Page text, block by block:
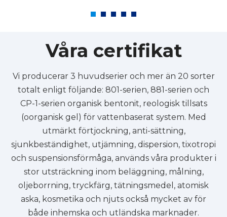
Våra certifikat
Vi producerar 3 huvudserier och mer än 20 sorter
totalt enligt följande: 801-serien, 881-serien och
CP-1-serien organisk bentonit, reologisk tillsats
(oorganisk gel) för vattenbaserat system. Med
utmärkt förtjockning, anti-sättning,
sjunkbeständighet, utjämning, dispersion, tixotropi
och suspensionsförmåga, används våra produkter i
stor utsträckning inom beläggning, målning,
oljeborrning, tryckfärg, tätningsmedel, atomisk
aska, kosmetika och njuts också mycket av för
både inhemska och utländska marknader.